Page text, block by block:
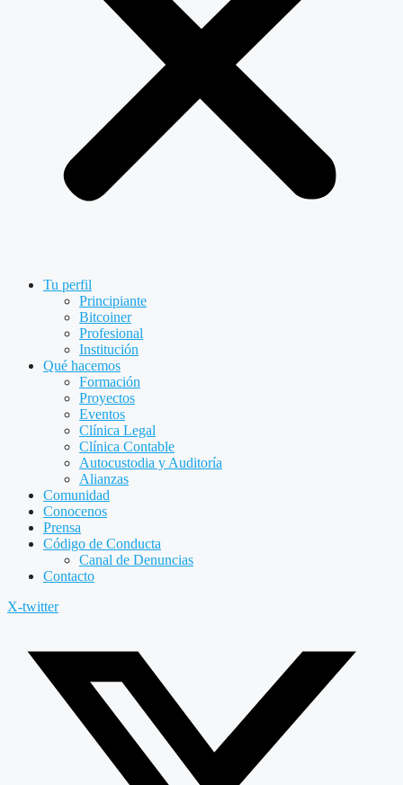
Tu perfil
Principiante
Bitcoiner
Profesional
Institución
Qué hacemos
Formación
Proyectos
Eventos
Clínica Legal
Clínica Contable
Autocustodia y Auditoría
Alianzas
Comunidad
Conocenos
Prensa
Código de Conducta
Canal de Denuncias
Contacto
X-twitter